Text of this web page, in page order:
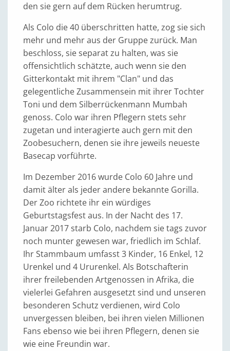
den sie gern auf dem Rücken herumtrug.
Als Colo die 40 überschritten hatte, zog sie sich
mehr und mehr aus der Gruppe zurück. Man
beschloss, sie separat zu halten, was sie
offensichtlich schätzte, auch wenn sie den
Gitterkontakt mit ihrem "Clan" und das
gelegentliche Zusammensein mit ihrer Tochter
Toni und dem Silberrückenmann Mumbah
genoss. Colo war ihren Pflegern stets sehr
zugetan und interagierte auch gern mit den
Zoobesuchern, denen sie ihre jeweils neueste
Basecap vorführte.
Im Dezember 2016 wurde Colo 60 Jahre und
damit älter als jeder andere bekannte Gorilla.
Der Zoo richtete ihr ein würdiges
Geburtstagsfest aus. In der Nacht des 17.
Januar 2017 starb Colo, nachdem sie tags zuvor
noch munter gewesen war, friedlich im Schlaf.
Ihr Stammbaum umfasst 3 Kinder, 16 Enkel, 12
Urenkel und 4 Ururenkel. Als Botschafterin
ihrer freilebenden Artgenossen in Afrika, die
vielerlei Gefahren ausgesetzt sind und unseren
besonderen Schutz verdienen, wird Colo
unvergessen bleiben, bei ihren vielen Millionen
Fans ebenso wie bei ihren Pflegern, denen sie
wie eine Freundin war.